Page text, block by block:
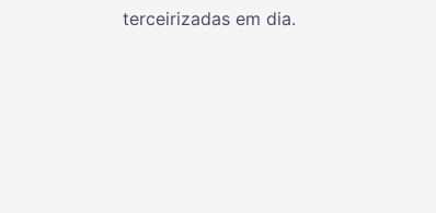
terceirizadas em dia.